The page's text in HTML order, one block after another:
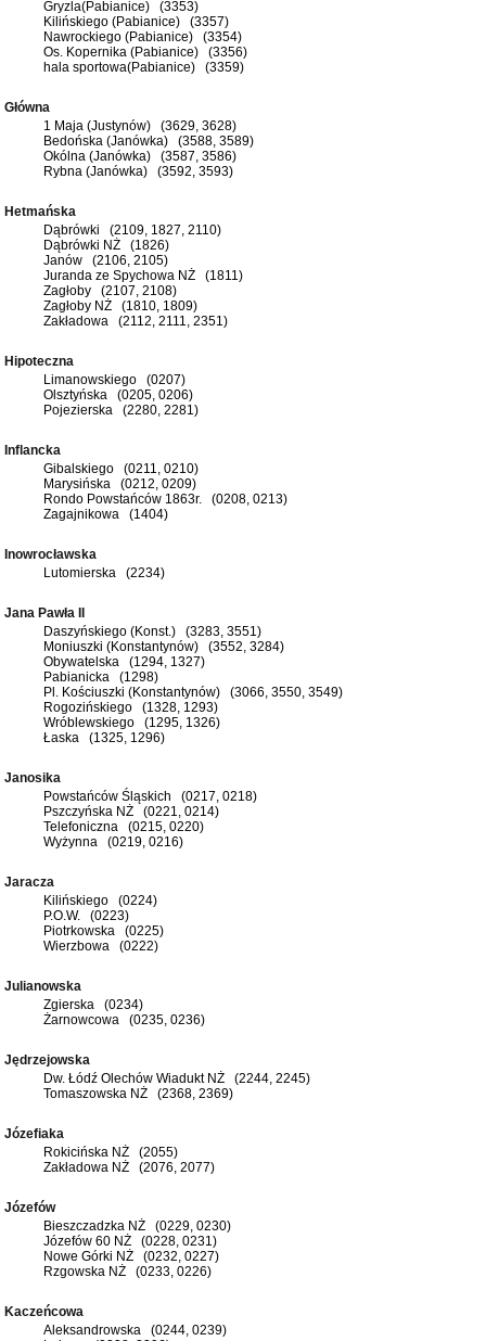
Gryzla(Pabianice) (3353)
Kilińskiego (Pabianice) (3357)
Nawrockiego (Pabianice) (3354)
Os. Kopernika (Pabianice) (3356)
hala sportowa(Pabianice) (3359)
Główna
1 Maja (Justynów) (3629, 3628)
Bedońska (Janówka) (3588, 3589)
Okólna (Janówka) (3587, 3586)
Rybna (Janówka) (3592, 3593)
Hetmańska
Dąbrówki (2109, 1827, 2110)
Dąbrówki NŻ (1826)
Janów (2106, 2105)
Juranda ze Spychowa NŻ (1811)
Zagłoby (2107, 2108)
Zagłoby NŻ (1810, 1809)
Zakładowa (2112, 2111, 2351)
Hipoteczna
Limanowskiego (0207)
Olsztyńska (0205, 0206)
Pojezierska (2280, 2281)
Inflancka
Gibalskiego (0211, 0210)
Marysińska (0212, 0209)
Rondo Powstańców 1863r. (0208, 0213)
Zagajnikowa (1404)
Inowrocławska
Lutomierska (2234)
Jana Pawła II
Daszyńskiego (Konst.) (3283, 3551)
Moniuszki (Konstantynów) (3552, 3284)
Obywatelska (1294, 1327)
Pabianicka (1298)
Pl. Kościuszki (Konstantynów) (3066, 3550, 3549)
Rogozińskiego (1328, 1293)
Wróblewskiego (1295, 1326)
Łaska (1325, 1296)
Janosika
Powstańców Śląskich (0217, 0218)
Pszczyńska NŻ (0221, 0214)
Telefoniczna (0215, 0220)
Wyżynna (0219, 0216)
Jaracza
Kilińskiego (0224)
P.O.W. (0223)
Piotrkowska (0225)
Wierzbowa (0222)
Julianowska
Zgierska (0234)
Żarnowcowa (0235, 0236)
Jędrzejowska
Dw. Łódź Olechów Wiadukt NŻ (2244, 2245)
Tomaszowska NŻ (2368, 2369)
Józefiaka
Rokicińska NŻ (2055)
Zakładowa NŻ (2076, 2077)
Józefów
Bieszczadzka NŻ (0229, 0230)
Józefów 60 NŻ (0228, 0231)
Nowe Górki NŻ (0232, 0227)
Rzgowska NŻ (0233, 0226)
Kaczeńcowa
Aleksandrowska (0244, 0239)